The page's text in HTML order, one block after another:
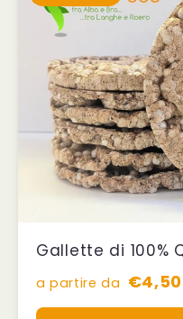
Gallette di 100%
a partire da €4,50